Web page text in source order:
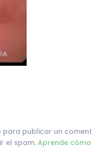
para publicar un
el spam.Aprende